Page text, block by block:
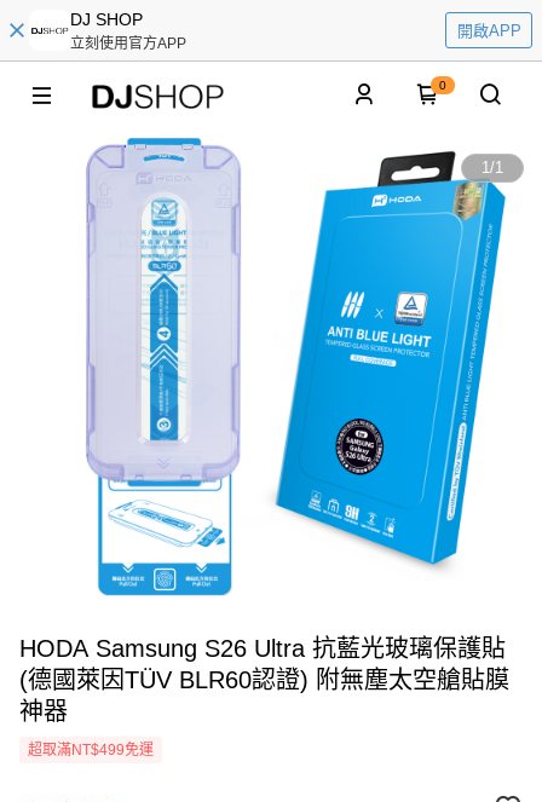
DJ SHOP
立刻使用官方APP
開啟APP
0
1/1
HODA Samsung S26 Ultra 抗藍光玻璃保護貼
(德國萊因TÜV BLR60認證) 附無塵太空艙貼膜
神器
超取滿NT$499免運